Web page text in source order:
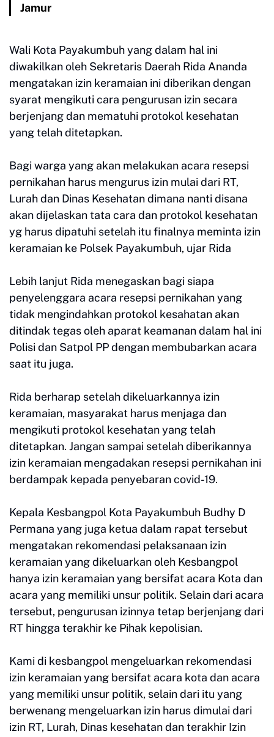
Jamur
Wali Kota Payakumbuh yang dalam hal ini
diwakilkan oleh Sekretaris Daerah Rida Ananda
mengatakan izin keramaian ini diberikan dengan
syarat mengikuti cara pengurusan izin secara
berjenjang dan mematuhi protokol kesehatan
yang telah ditetapkan.
Bagi warga yang akan melakukan acara resepsi
pernikahan harus mengurus izin mulai dari RT,
Lurah dan Dinas Kesehatan dimana nanti disana
akan dijelaskan tata cara dan protokol kesehatan
yg harus dipatuhi setelah itu finalnya meminta izin
keramaian ke Polsek Payakumbuh, ujar Rida
Lebih lanjut Rida menegaskan bagi siapa
penyelenggara acara resepsi pernikahan yang
tidak mengindahkan protokol kesahatan akan
ditindak tegas oleh aparat keamanan dalam hal ini
Polisi dan Satpol PP dengan membubarkan acara
saat itu juga.
Rida berharap setelah dikeluarkannya izin
keramaian, masyarakat harus menjaga dan
mengikuti protokol kesehatan yang telah
ditetapkan. Jangan sampai setelah diberikannya
izin keramaian mengadakan resepsi pernikahan ini
berdampak kepada penyebaran covid-19.
Kepala Kesbangpol Kota Payakumbuh Budhy D
Permana yang juga ketua dalam rapat tersebut
mengatakan rekomendasi pelaksanaan izin
keramaian yang dikeluarkan oleh Kesbangpol
hanya izin keramaian yang bersifat acara Kota dan
acara yang memiliki unsur politik. Selain dari acara
tersebut, pengurusan izinnya tetap berjenjang dari
RT hingga terakhir ke Pihak kepolisian.
Kami di kesbangpol mengeluarkan rekomendasi
izin keramaian yang bersifat acara kota dan acara
yang memiliki unsur politik, selain dari itu yang
berwenang mengeluarkan izin harus dimulai dari
izin RT, Lurah, Dinas kesehatan dan terakhir Izin